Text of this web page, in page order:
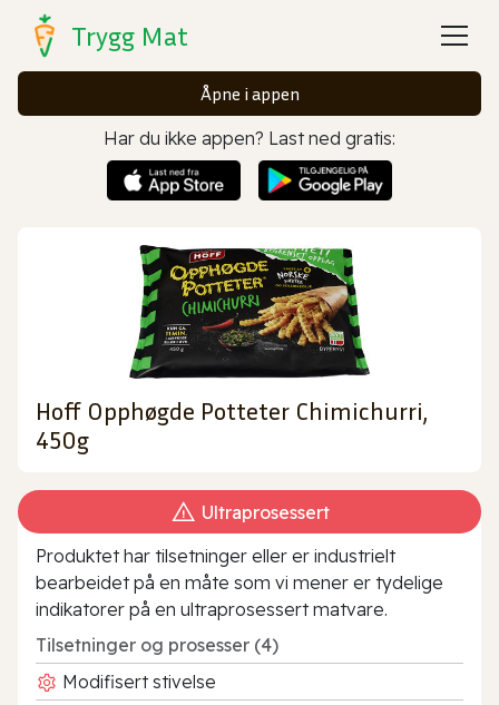
Trygg Mat
Åpne i appen
Har du ikke appen? Last ned gratis:
Hoff Opphøgde Potteter Chimichurri,
450g
Ultraprosessert
Produktet har tilsetninger eller er industrielt
bearbeidet på en måte som vi mener er tydelige
indikatorer på en ultraprosessert matvare.
Tilsetninger og prosesser (4)
Modifisert stivelse